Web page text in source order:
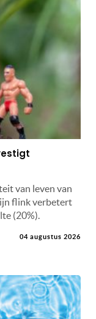
van leven van
flink verbetert
(20%).
04 augustus 2026